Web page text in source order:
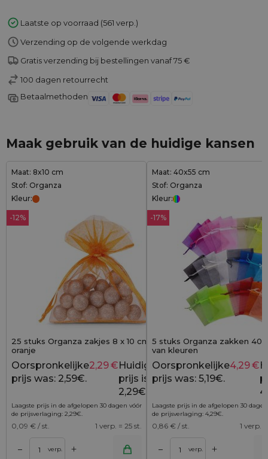
Laatste op voorraad (561 verp.)
Verzending op de volgende werkdag
Gratis verzending bij bestellingen vanaf 75 €
100 dagen retourrecht
Betaalmethoden
Maak gebruik van de huidige kansen
Maat: 8x10 cm
Stof: Organza
Kleur:
-12%
25 stuks Organza zakjes 8 x 10 cm -
oranje
2,59 €
Oorspronkelijke
prijs was: 2,59€.
2,29€Huidige
prijs is:
2,29€.
Laagste prijs in de afgelopen 30 dagen vóór
de prijsverlaging: 2,29€
0,09 € / st. 1 verp. = 25 st.
– verp. +
Maat: 40x55 cm
Stof: Organza
Kleur:
-17%
5 stuks Organza zakken 40
van kleuren
Oorspronkelijke
prijs was: 5,19€.
4,29€
Laagste prijs in de afgelopen 30
de prijsverlaging: 4,29€
0,86 € / st. 1 verp.
– verp. +
Toevoegen aan winkelwagen Toevoegen aan